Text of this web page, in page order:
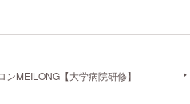
ンMEILONG【大学病院研修】